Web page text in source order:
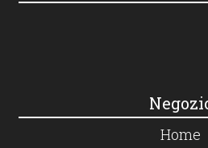
Home